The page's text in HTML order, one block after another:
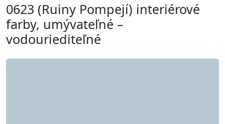
0623 (Ruiny Pompejí) interiérové
farby, umývateľné –
vodouriediteľné